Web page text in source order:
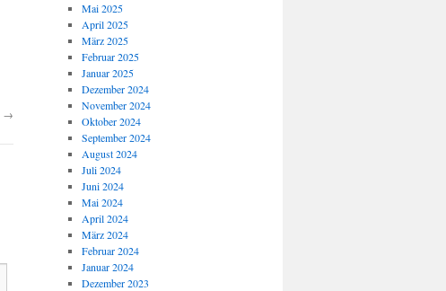
→
Mai 2025
April 2025
März 2025
Februar 2025
Januar 2025
Dezember 2024
November 2024
Oktober 2024
September 2024
August 2024
Juli 2024
Juni 2024
Mai 2024
April 2024
März 2024
Februar 2024
Januar 2024
Dezember 2023